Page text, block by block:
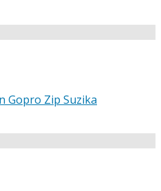
Gopro Zip Suzika